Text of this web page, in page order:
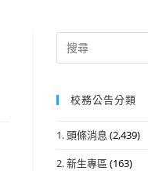
Search
for:
校務公告分類
1. 頭條消息 (2,439)
2. 新生專區 (163)